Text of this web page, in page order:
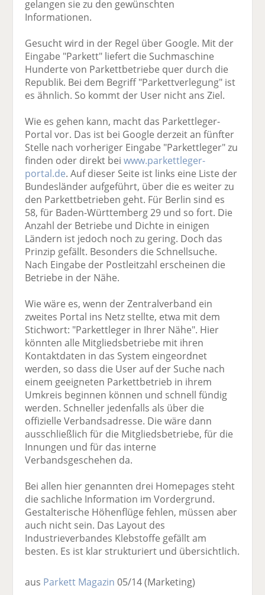
gelangen sie zu den gewünschten
Informationen.
Gesucht wird in der Regel über Google. Mit der
Eingabe "Parkett" liefert die Suchmaschine
Hunderte von Parkettbetriebe quer durch die
Republik. Bei dem Begriff "Parkettverlegung" ist
es ähnlich. So kommt der User nicht ans Ziel.
Wie es gehen kann, macht das Parkettleger-
Portal vor. Das ist bei Google derzeit an fünfter
Stelle nach vorheriger Eingabe "Parkettleger" zu
finden oder direkt beiwww.parkettleger-
portal.de. Auf dieser Seite ist links eine Liste der
Bundesländer aufgeführt, über die es weiter zu
den Parkettbetrieben geht. Für Berlin sind es
58, für Baden-Württemberg 29 und so fort. Die
Anzahl der Betriebe und Dichte in einigen
Ländern ist jedoch noch zu gering. Doch das
Prinzip gefällt. Besonders die Schnellsuche.
Nach Eingabe der Postleitzahl erscheinen die
Betriebe in der Nähe.
Wie wäre es, wenn der Zentralverband ein
zweites Portal ins Netz stellte, etwa mit dem
Stichwort: "Parkettleger in Ihrer Nähe". Hier
könnten alle Mitgliedsbetriebe mit ihren
Kontaktdaten in das System eingeordnet
werden, so dass die User auf der Suche nach
einem geeigneten Parkettbetrieb in ihrem
Umkreis beginnen können und schnell fündig
werden. Schneller jedenfalls als über die
offizielle Verbandsadresse. Die wäre dann
ausschließlich für die Mitgliedsbetriebe, für die
Innungen und für das interne
Verbandsgeschehen da.
Bei allen hier genannten drei Homepages steht
die sachliche Information im Vordergrund.
Gestalterische Höhenflüge fehlen, müssen aber
auch nicht sein. Das Layout des
Industrieverbandes Klebstoffe gefällt am
besten. Es ist klar strukturiert und übersichtlich.
aus Parkett Magazin 05/14(Marketing)